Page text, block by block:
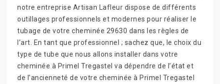
notre entreprise Artisan Lafleur dispose de différents
outillages professionnels et modernes pour réaliser le
tubage de votre cheminée 29630 dans les règles de
l’art. En tant que professionnel ; sachez que, le choix du
type de tube que nous allons installer dans votre
cheminée à Primel Tregastel va dépendre de l’état et
de l’ancienneté de votre cheminée à Primel Tregastel